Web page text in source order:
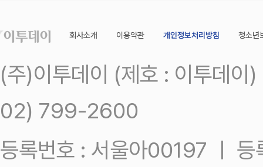
회사소개 이용약관 개인정보처리방침 청소년
(주)이투데이 (제호 : 이투데
02) 799-2600
등록번호 : 서울아00197 ㅣ